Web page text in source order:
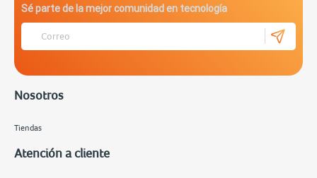
Sé parte de la mejor comunidad en tecnología
Nosotros
Tiendas
Atención a cliente